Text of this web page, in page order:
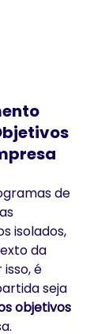
de
isolados,
da
é
seja
objetivos